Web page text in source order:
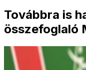
Továbbra is
összefoglaló